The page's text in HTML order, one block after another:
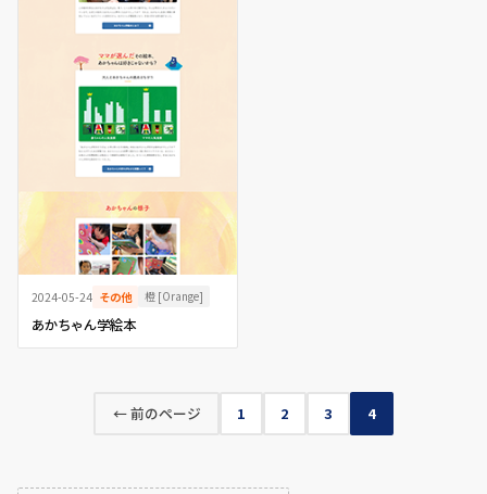
2024-05-24 その他 橙 [Orange]
あかちゃん学絵本
← 前のページ 1 2 3 4